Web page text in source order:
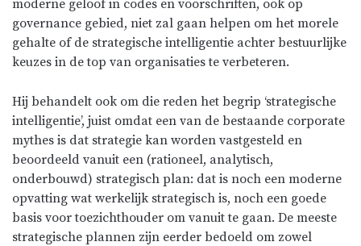
moderne geloof in codes en voorschriften, ook op
governance gebied, niet zal gaan helpen om het morele
gehalte of de strategische intelligentie achter bestuurlijke
keuzes in de top van organisaties te verbeteren.
Hij behandelt ook om die reden het begrip ‘strategische
intelligentie’, juist omdat een van de bestaande corporate
mythes is dat strategie kan worden vastgesteld en
beoordeeld vanuit een (rationeel, analytisch,
onderbouwd) strategisch plan: dat is noch een moderne
opvatting wat werkelijk strategisch is, noch een goede
basis voor toezichthouder om vanuit te gaan. De meeste
strategische plannen zijn eerder bedoeld om zowel